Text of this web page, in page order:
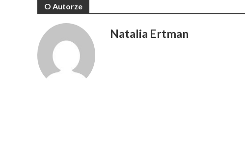
O Autorze
Natalia Ertman